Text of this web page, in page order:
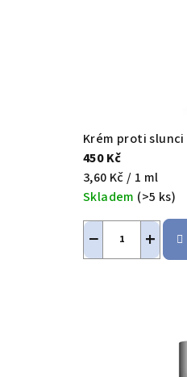
Krém proti slunci
450 Kč
Měrná
cena:
3,60 Kč / 1 ml
Skladem (>5 ks)
+
−